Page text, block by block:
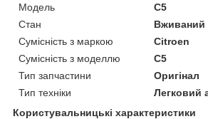
Модель
C5
Стан
Вживаний
Сумісність з маркою
Citroen
Сумісність з моделлю
C5
Тип запчастини
Оригінал
Тип техніки
Легковий
Користувальницькі характеристики